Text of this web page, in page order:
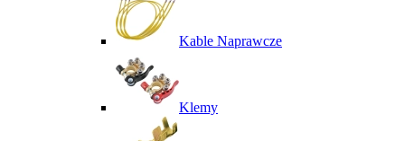
Kable Naprawcze
Klemy